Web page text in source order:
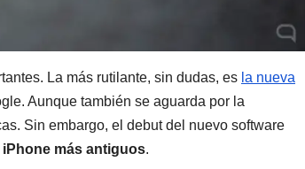
La más rutilante, sin dudas, es la nueva
Aunque también se aguarda por la
Sin embargo, el debut del nuevo software
más antiguos.